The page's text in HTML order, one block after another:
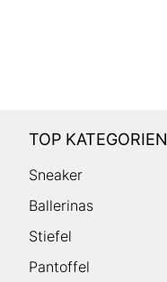
TOP KATEGORIEN
Sneaker
Ballerinas
Stiefel
Pantoffel